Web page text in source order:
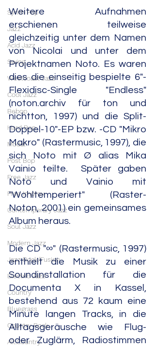
Synth Pop
Jazz
Acid Jazz
Swing
Westcoast Jazz
Cool Jazz
Bebop
Hard Bop
Modal
Post Bop
Free Jazz
Free Improv
Contemporary Jazz
Soul Jazz
Modern Jazz
Jazz Rock/Fusion
Electric Jazz
Country
Bluegrass
Country Rock
Alt.Country
Weitere Aufnahmen
erschienen teilweise
gleichzeitig unter dem Namen
von Nicolai und unter dem
Projektnamen Noto. Es waren
dies die einseitig bespielte 6"-
Flexidisc-Single "Endless"
(noton.archiv für ton und
nichtton, 1997) und die Split-
Doppel-10"-EP bzw. -CD "Mikro
Makro" (Rastermusic, 1997), die
sich Noto mit Ø alias Mika
Vainio teilte.  Später gaben
Noto und Vainio mit
"Wohltemperiert" (Raster-
Noton, 2001) ein gemeinsames
Album heraus.
Die CD "∞" (Rastermusic, 1997)
enthielt die Musik zu einer
Soundinstallation für die
Documenta X in Kassel,
bestehend aus 72 kaum eine
Minute langen Tracks, in die
Alltagsgeräusche wie Flug-
oder Zuglärm, Radiostimmen